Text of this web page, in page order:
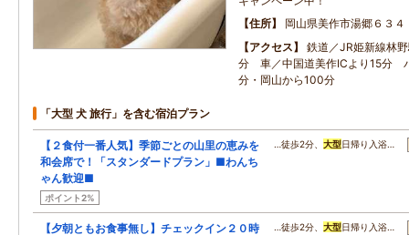
住所
岡山県美作市湯郷６３４
アクセス
鉄道／JR姫新線林
分 車／中国道美作ICより15分
分・岡山から100分
「大型 犬 旅行」を含む宿泊プラン
【２食付一番人気】季節ごとの山里の恵みを
和会席で！「スタンダードプラン」■わんち
ゃん歓迎■
ポイント2%
…徒歩2分、 大型日帰り入浴…
【夕朝ともお食事無し】チェックイン２０時
…徒歩2分、 大型日帰り入浴…